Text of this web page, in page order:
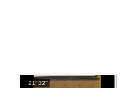
21' 32''